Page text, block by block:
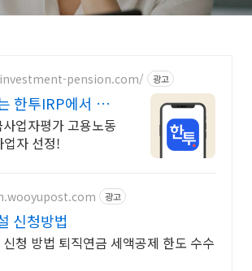
pension.com/ 광고
한투IRP에서 자
립식 ETF
업자평가 고용노동
자 선정!
광고
신청방법
청 방법 퇴직연금 세액공제 한도 수수